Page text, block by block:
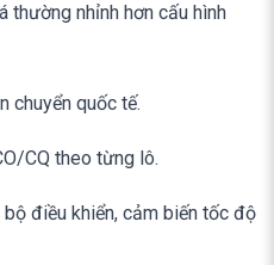
thường nhỉnh hơn cấu hình
chuyển quốc tế.
CQ theo từng lô.
điều khiển, cảm biến tốc độ